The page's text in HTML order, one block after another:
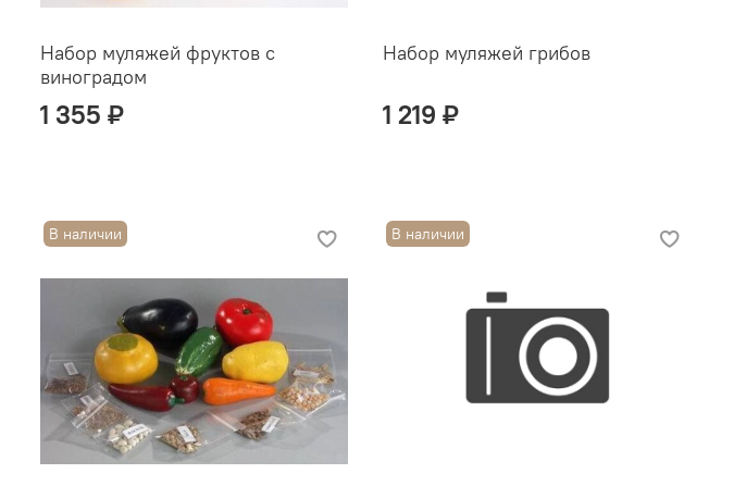
Набор муляжей фруктов с
виноградом
1 355 ₽
Набор муляжей грибов
1 219 ₽
В наличии В наличии